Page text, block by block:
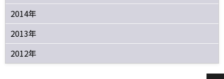
2014年
2013年
2012年